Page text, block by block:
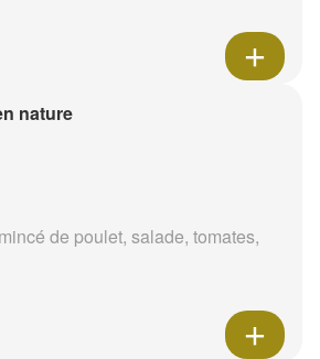
nature
de poulet, salade, tomates,